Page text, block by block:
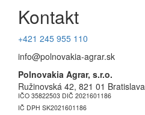
Kontakt
+421 245 955 110
info@polnovakia-agrar.sk
Polnovakia Agrar, s.r.o.
Ružinovská 42, 821 01 Bratislava
IČO 35822503 DIČ 2021601186
IČ DPH SK2021601186